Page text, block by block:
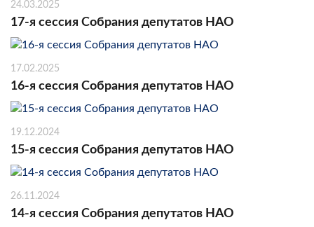
24.03.2025
17-я сессия Собрания депутатов НАО
17.02.2025
16-я сессия Собрания депутатов НАО
19.12.2024
15-я сессия Собрания депутатов НАО
26.11.2024
14-я сессия Собрания депутатов НАО